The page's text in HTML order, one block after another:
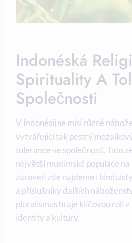
Indonéská
Spirituality A
Společnosti
V Indonésii se mísí různé
vytvářející tak pestrý
tolerance ve společnosti. Tato
největší muslimské populace
zároveň zde najdeme i
a příslušníky dalších
pluralismus hraje klíčovou roli
identity a kultury.